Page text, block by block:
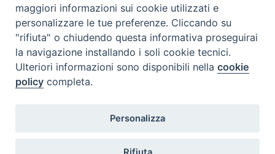
Archivio comunicati stampa
2026 © Diocesi di Castellaneta
maggiori informazioni sui cookie utilizzati e
personalizzare le tue preferenze. Cliccando su
"rifiuta" o chiudendo questa informativa proseguirai
la navigazione installando i soli cookie tecnici.
Ulteriori informazioni sono disponibili nellacookie
policy completa.
Personalizza